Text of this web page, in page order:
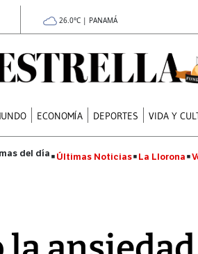
26.0°C | PANAMÁ
ECONOMÍA DEPORTES VIDA Y
Últimas Noticias La Llorona